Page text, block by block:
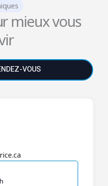
mieux vous
VOUS